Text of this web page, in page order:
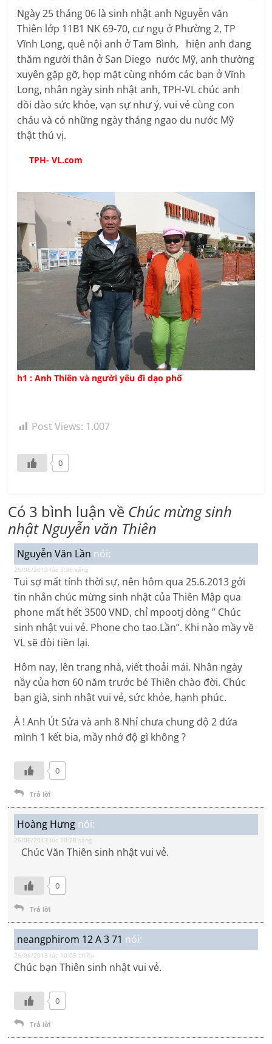
Ngày 25 tháng 06 là sinh nhật anh Nguyễn văn
Thiên lớp 11B1 NK 69-70, cư ngụ ở Phường 2, TP
Vĩnh Long, quê nội anh ở Tam Bình, hiện anh đang
thăm người thân ở San Diego nước Mỹ, anh thường
xuyên gặp gỡ, họp mặt cùng nhóm các bạn ở Vĩnh
Long, nhân ngày sinh nhật anh, TPH-VL chúc anh
dồi dào sức khỏe, vạn sự như ý, vui vẻ cùng con
cháu và có những ngày tháng ngao du nước Mỹ
thật thú vị.
TPH- VL.com
h1 : Anh Thiên và người yêu đi dạo phố
Post Views: 1.007
0
Có 3 bình luận về Chúc mừng sinh
nhật Nguyễn văn Thiên
Nguyễn Văn Lần nói:
26/06/2013 lúc 5:36 sáng
Tui sợ mất tính thời sự, nên hôm qua 25.6.2013 gởi
tin nhắn chúc mừng sinh nhật của Thiên Mập qua
phone mất hết 3500 VND, chỉ mpootj dòng ” Chúc
sinh nhật vui vẻ. Phone cho tao.Lần”. Khi nào mầy về
VL sẽ đòi tiền lại.
Hôm nay, lên trang nhà, viết thoải mái. Nhân ngày
nầy của hơn 60 năm trước bé Thiên chào đời. Chúc
bạn già, sinh nhật vui vẻ, sức khỏe, hạnh phúc.
À ! Anh Út Sửa và anh 8 Nhỉ chưa chung độ 2 đứa
mình 1 kết bia, mầy nhớ độ gì không ?
0
Trả lời
Hoàng Hưng nói:
26/06/2013 lúc 10:28 sáng
Chúc Văn Thiên sinh nhật vui vẻ.
0
Trả lời
neangphirom 12 A 3 71 nói:
26/06/2013 lúc 10:05 chiều
Chúc bạn Thiên sinh nhật vui vẻ.
0
Trả lời